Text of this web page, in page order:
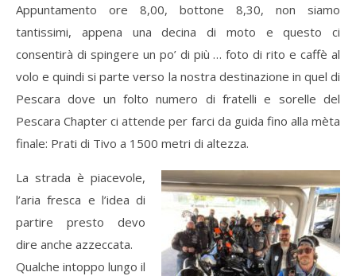
Appuntamento ore 8,00, bottone 8,30, non siamo
tantissimi, appena una decina di moto e questo ci
consentirà di spingere un po’ di più … foto di rito e caffè al
volo e quindi si parte verso la nostra destinazione in quel di
Pescara dove un folto numero di fratelli e sorelle del
Pescara Chapter ci attende per farci da guida fino alla mèta
finale: Prati di Tivo a 1500 metri di altezza.
La strada è piacevole,
l’aria fresca e l’idea di
partire presto devo
dire anche azzeccata.
Qualche intoppo lungo il